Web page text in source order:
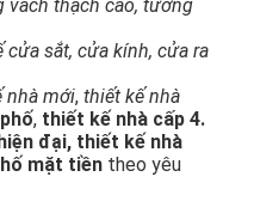
vách thạch cao, tường
sắt, cửa kính, cửa ra
nhà mới, thiết kế nhà
, thiết kế nhà cấp 4.
đại, thiết kế nhà
mặt tiền theo yêu